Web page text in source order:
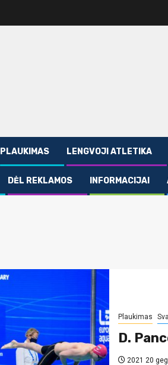
PLAUKIMAS LENGVOJI ATLETIKA
DĖL REKLAMOS INFORMACIJAI
Plaukimas
D.
2021 20